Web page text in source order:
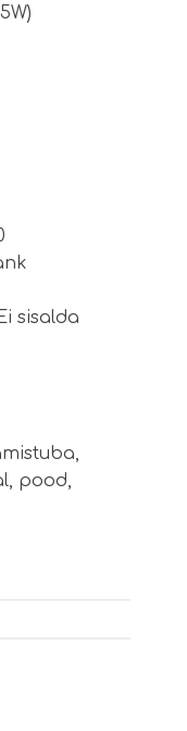
sisalda
pood,